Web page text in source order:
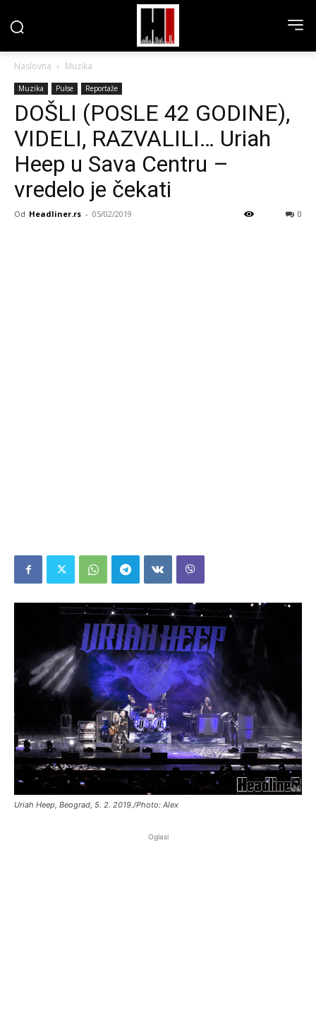
Naslovna Muzika
Muzika Pulse Reportaže
DOŠLI (POSLE 42 GODINE),
VIDELI, RAZVALILI… Uriah
Heep u Sava Centru –
vredelo je čekati
Od Headliner.rs - 05/02/2019 0
Uriah Heep, Beograd, 5. 2. 2019./Photo: Alex
Oglasi